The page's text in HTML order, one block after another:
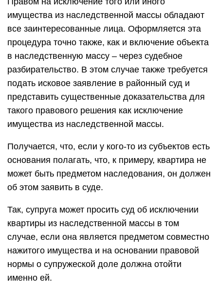
имущества из наследственной массы обладают
все заинтересованные лица. Оформляется эта
процедура точно также, как и включение объекта
в наследственную массу – через судебное
разбирательство. В этом случае также требуется
подать исковое заявление в районный суд и
представить существенные доказательства для
такого правового решения как исключение
имущества из наследственной массы.
Получается, что, если у кого-то из субъектов есть
основания полагать, что, к примеру, квартира не
может быть предметом наследования, он должен
об этом заявить в суде.
Так, супруга может просить суд об исключении
квартиры из наследственной массы в том
случае, если она является предметом совместно
нажитого имущества и на основании правовой
нормы о супружеской доле должна отойти
именно ей.